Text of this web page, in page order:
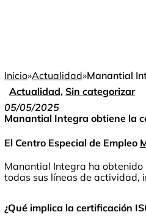
Inicio»Actualidad»Manantial
Actualidad, Sin categorizar
05/05/2025
Manantial Integra obtiene la
El Centro Especial de Empleo
Manantial Integra ha obtenido
todas sus líneas de actividad,
¿Qué implica la certificación